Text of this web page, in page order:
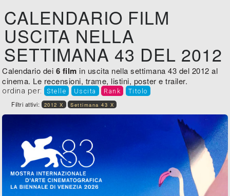
CALENDARIO FILM
USCITA NELLA
SETTIMANA 43 DEL 2012
Calendario dei 6 film in uscita nella settimana 43 del 2012 al
cinema. Le recensioni, trame, listini, poster e trailer.
ordina per: Stelle Uscita Rank Titolo
Filtri attivi: 2012 X Settimana 43 X